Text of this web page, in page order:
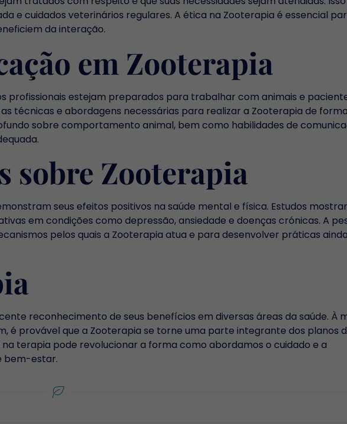
e cuidados veterinários regulares. A ética na Zooterapia é essencial
da interação.
em Zooterapia
profissionais estejam preparados para trabalhar com animais e
técnicas e abordagens necessárias para realizar a Zooterapia de forma
sobre comportamento animal, bem como habilidades de
sobre Zooterapia
seus efeitos positivos na saúde mental e física. Estudos
em condições como depressão, ansiedade e doenças crónicas. A
pelos quais a Zooterapia atua e para desenvolver práticas
reconhecimento de seus benefícios em diversas áreas da saúde. À
é provável que a Zooterapia se torne uma parte integrante dos planos
terapia pode revolucionar a forma como abordamos o cuidado e a
bem-estar.